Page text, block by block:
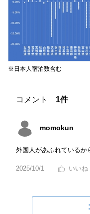
※日本人宿泊数含む
コメント 1件
momokun
外国人があふれているか
2025/10/1